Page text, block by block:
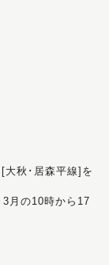
秋･居森平線]を
月の10時から17